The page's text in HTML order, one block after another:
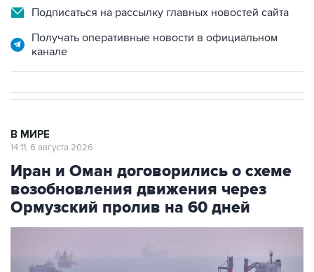
Подписаться на рассылку главных новостей сайта
Получать оперативные новости в официальном
канале
В МИРЕ
14:11, 6 августа 2026
Иран и Оман договорились о схеме
возобновления движения через
Ормузский пролив на 60 дней